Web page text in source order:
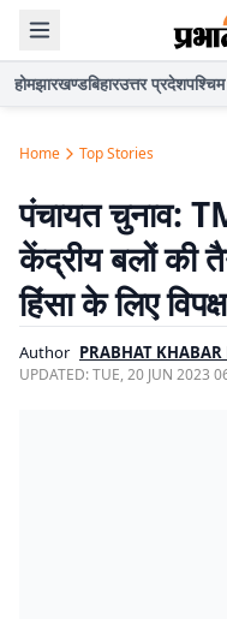
होमझारखण्डबिहारउत्तर प्रदेश
Home Top Stories
पंचायत चुनाव:
केंद्रीय बलों की
हिंसा के लिए
Author PRABHAT KHABAR
UPDATED:TUE, 20 JUN 2023